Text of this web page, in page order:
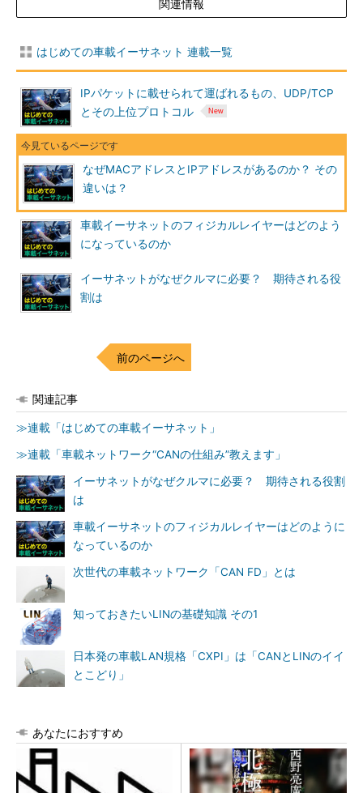
関連情報
はじめての車載イーサネット 連載一覧
IPパケットに載せられて運ばれるもの、UDP/TCP
とその上位プロトコル
なぜMACアドレスとIPアドレスがあるのか？ その
違いは？
車載イーサネットのフィジカルレイヤーはどのよう
になっているのか
イーサネットがなぜクルマに必要？ 期待される役
割は
前のページへ
関連記事
≫連載「はじめての車載イーサネット」
≫連載「車載ネットワーク“CANの仕組み”教えます」
イーサネットがなぜクルマに必要？ 期待される役割
は
車載イーサネットのフィジカルレイヤーはどのように
なっているのか
次世代の車載ネットワーク「CAN FD」とは
知っておきたいLINの基礎知識 その1
日本発の車載LAN規格「CXPI」は「CANとLINのイイ
とこどり」
あなたにおすすめ